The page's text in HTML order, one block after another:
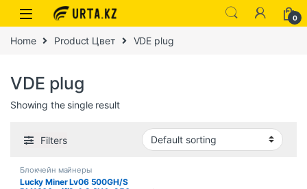
0
Home Product Цвет VDE plug
VDE plug
Showing the single result
Filters
Блокчейн майнеры
Lucky Miner Lv06 500GH/S